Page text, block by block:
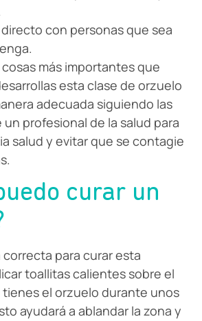
con personas que sea
más importantes que
esta clase de orzuelo
adecuada siguiendo las
profesional de la salud para
salud y evitar que se contagie
curar un
correcta para curar esta
toallitas calientes sobre el
el orzuelo durante unos
ayudará a ablandar la zona y